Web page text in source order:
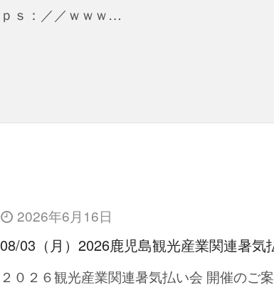
ｐｓ：／／ｗｗｗ…
2026年6月16日
08/03（月）2026鹿児島観光産業関連暑
２０２６観光産業関連暑気払い会 開催の